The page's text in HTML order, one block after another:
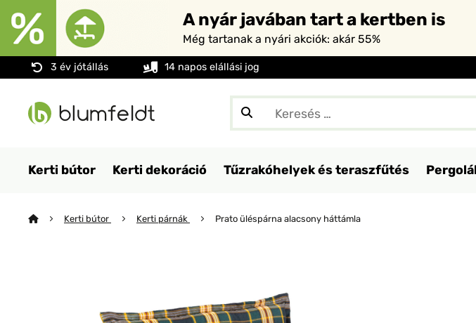
A nyár javában tart a kertben is
Még tartanak a nyári akciók: akár 55%
3 év jótállás 14 napos elállási jog
Kerti bútor Kerti dekoráció Tűzrakóhelyek és teraszfűtés
Kerti bútor Kerti párnák Prato üléspárna alacsony háttámla